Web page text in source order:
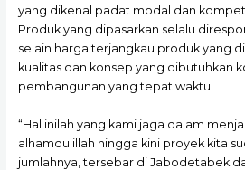
yang dikenal padat modal dan
Produk yang dipasarkan selalu
selain harga terjangkau produk yang
kualitas dan konsep yang dibutuhkan
pembangunan yang tepat waktu.
“Hal inilah yang kami jaga dalam
alhamdulillah hingga kini proyek kita
jumlahnya, tersebar di Jabodetabek